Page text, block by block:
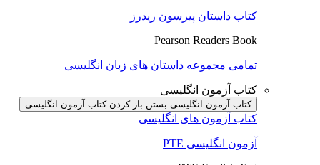
کتاب داستان پیرسون ریدرز
Pearson Readers Book
تمامی مجموعه داستان های زبان انگلیسی
کتاب آزمون انگلیسی
کتاب آزمون انگلیسی بستن باز کردن کتاب آزمون انگلیسی
کتاب آزمون های انگلیسی
آزمون انگلیسی PTE